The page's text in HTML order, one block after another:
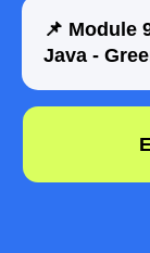
📌 Module
Java -
impact
des